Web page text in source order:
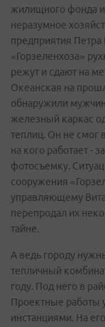
жилищного фонда и
неразумное
предприятия
«Горзеленхоза»
режут и сдают на
Океанская на
обнаружили
железный каркас
теплиц. Он не смог
на кого работает -
фотосъемку.
сооружения
управляющему
перепродал их
тайне.
А ведь городу
тепличный
году. Под него в
Проектные работы
инстанциями. На